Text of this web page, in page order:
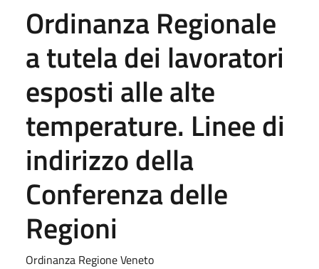
Ordinanza Regionale
a tutela dei lavoratori
esposti alle alte
temperature. Linee di
indirizzo della
Conferenza delle
Regioni
Ordinanza Regione Veneto